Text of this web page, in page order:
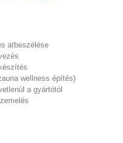
átbeszélése
wellness építés)
a gyártótól